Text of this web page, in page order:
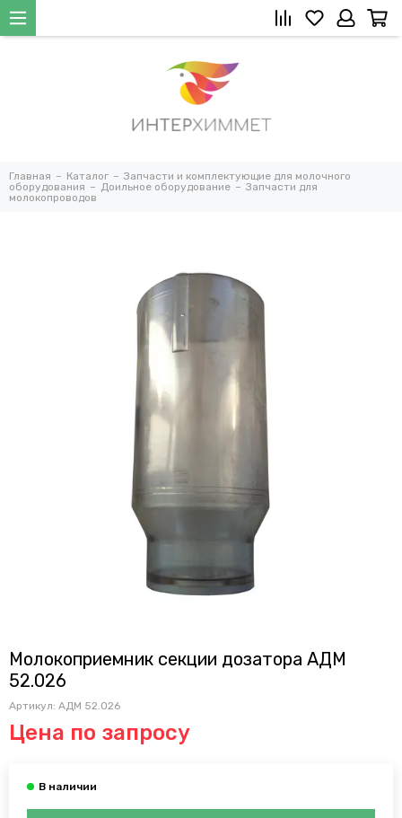
Главная Каталог
Запчасти и комплектующие для молочного
оборудования
Доильное оборудование
Запчасти для
молокопроводов
Молокоприемник секции дозатора АДМ
52.026
Артикул: АДМ 52.026
Цена по запросу